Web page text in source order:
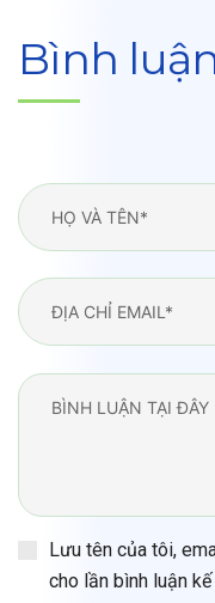
Bình
Lưu tên của tôi,
cho lần bình luận